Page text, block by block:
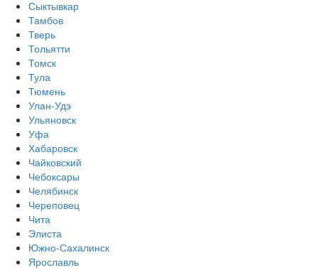
Сыктывкар
Тамбов
Тверь
Тольятти
Томск
Тула
Тюмень
Улан-Удэ
Ульяновск
Уфа
Хабаровск
Чайковский
Чебоксары
Челябинск
Череповец
Чита
Элиста
Южно-Сахалинск
Ярославль